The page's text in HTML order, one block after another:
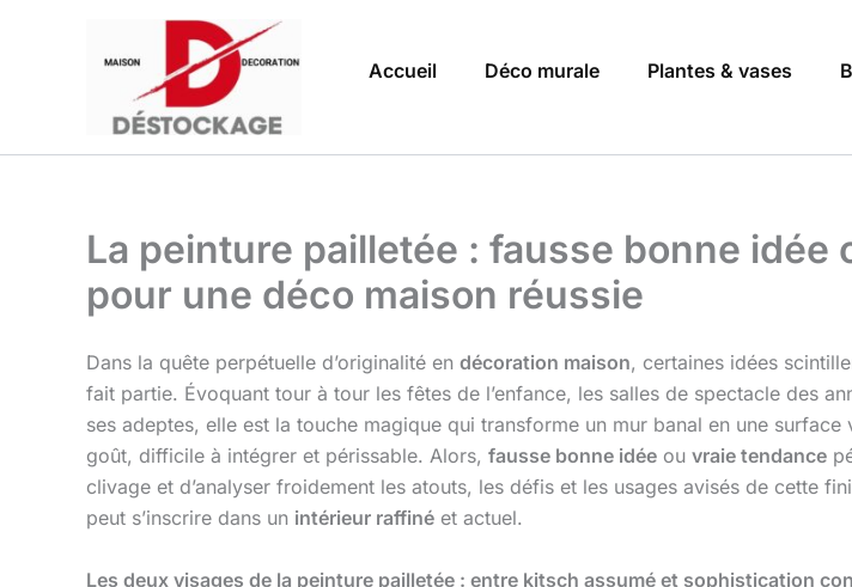
Accueil Déco murale Plantes & vases
La peinture pailletée : fausse bonne
pour une déco maison réussie
Dans la quête perpétuelle d’originalité en décoration maison, certaines idées
fait partie. Évoquant tour à tour les fêtes de l’enfance, les salles de spectacle des
ses adeptes, elle est la touche magique qui transforme un mur banal en une
goût, difficile à intégrer et périssable. Alors, fausse bonne idée ou vraie tendance
clivage et d’analyser froidement les atouts, les défis et les usages avisés de cette
peut s’inscrire dans un intérieur raffiné et actuel.
Les deux visages de la peinture pailletée : entre kitsch assumé et sophistication